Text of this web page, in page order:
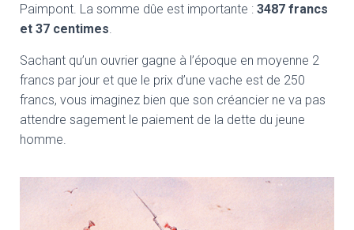
Paimpont. La somme dûe est importante : 3487 francs
et 37 centimes.
Sachant qu’un ouvrier gagne à l’époque en moyenne 2
francs par jour et que le prix d’une vache est de 250
francs, vous imaginez bien que son créancier ne va pas
attendre sagement le paiement de la dette du jeune
homme.